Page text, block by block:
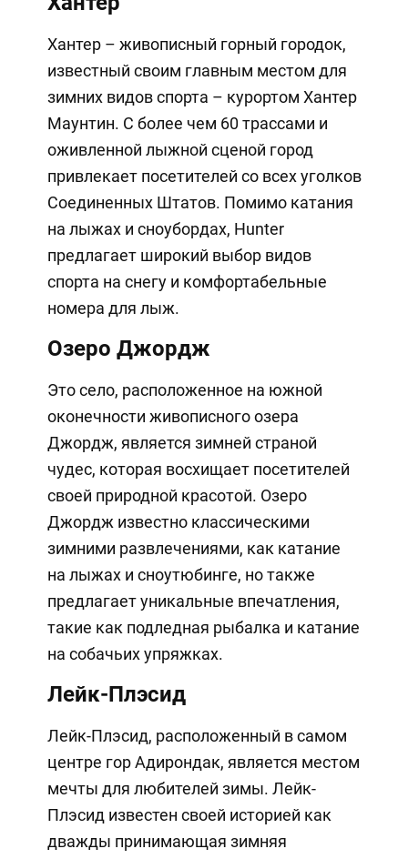
Хантер – живописный горный городок,
известный своим главным местом для
зимних видов спорта – курортом Хантер
Маунтин. С более чем 60 трассами и
оживленной лыжной сценой город
привлекает посетителей со всех уголков
Соединенных Штатов. Помимо катания
на лыжах и сноубордах, Hunter
предлагает широкий выбор видов
спорта на снегу и комфортабельные
номера для лыж.
Озеро Джордж
Это село, расположенное на южной
оконечности живописного озера
Джордж, является зимней страной
чудес, которая восхищает посетителей
своей природной красотой. Озеро
Джордж известно классическими
зимними развлечениями, как катание
на лыжах и сноутюбинге, но также
предлагает уникальные впечатления,
такие как подледная рыбалка и катание
на собачьих упряжках.
Лейк-Плэсид
Лейк-Плэсид, расположенный в самом
центре гор Адирондак, является местом
мечты для любителей зимы. Лейк-
Плэсид известен своей историей как
дважды принимающая зимняя